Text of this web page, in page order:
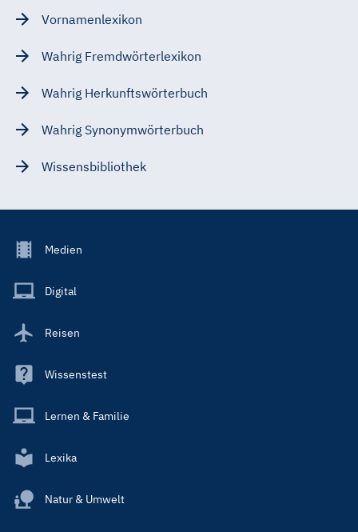
Vornamenlexikon
Wahrig Fremdwörterlexikon
Wahrig Herkunftswörterbuch
Wahrig Synonymwörterbuch
Wissensbibliothek
Footer
Main
Medien
Digital
Reisen
Wissenstest
Lernen & Familie
Lexika
Natur & Umwelt